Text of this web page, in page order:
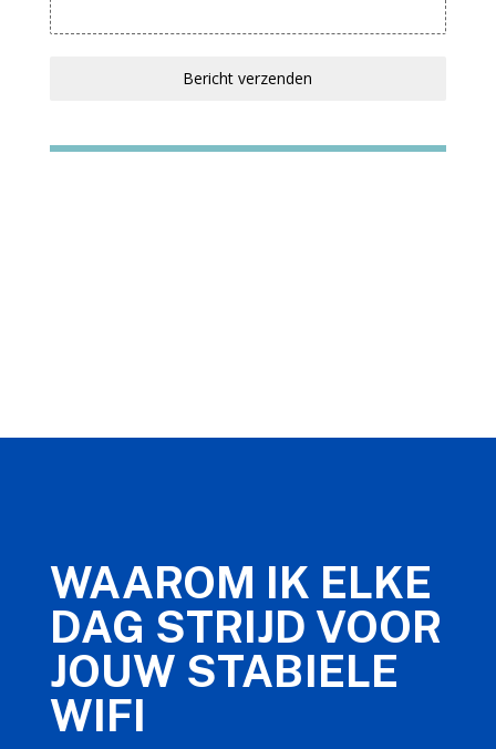
Bericht verzenden
WAAROM IK ELKE
DAG STRIJD VOOR
JOUW STABIELE
WIFI